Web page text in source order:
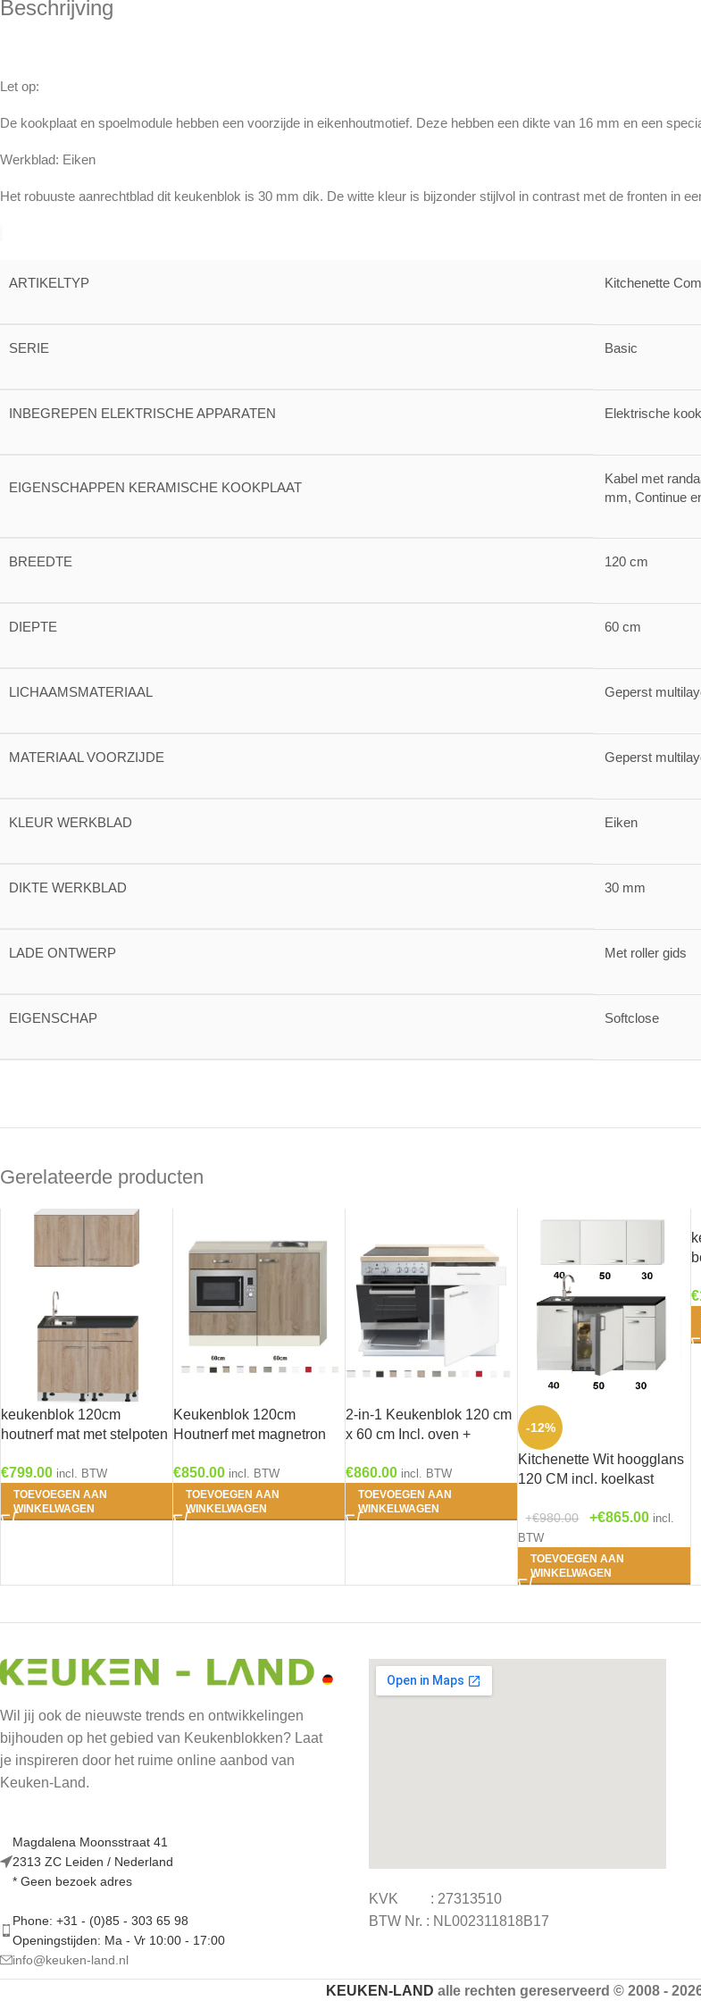
Beschrijving
Let op:
De kookplaat en spoelmodule hebben een voorzijde in eikenhoutmotief. Deze hebben een dikte van 16 mm en een
Werkblad: Eiken
Het robuuste aanrechtblad dit keukenblok is 30 mm dik. De witte kleur is bijzonder stijlvol in contrast met de fronten in
ARTIKELTYP Kitchenette
SERIE Basic
INBEGREPEN ELEKTRISCHE APPARATEN Elektrische
EIGENSCHAPPEN KERAMISCHE KOOKPLAAT
Kabel met
mm, Continue
BREEDTE 120 cm
DIEPTE 60 cm
LICHAAMSMATERIAAL Geperst
MATERIAAL VOORZIJDE Geperst
KLEUR WERKBLAD Eiken
DIKTE WERKBLAD 30 mm
LADE ONTWERP Met roller gids
EIGENSCHAP Softclose
Gerelateerde producten
keukenblok 120cm
houtnerf mat met stelpoten
€799.00 incl. BTW
TOEVOEGEN AAN
WINKELWAGEN
Keukenblok 120cm
Houtnerf met magnetron
€850.00 incl. BTW
TOEVOEGEN AAN
WINKELWAGEN
2-in-1 Keukenblok 120 cm
x 60 cm Incl. oven +
zonder spoelbak RAI-1599
€860.00 incl. BTW
TOEVOEGEN AAN
WINKELWAGEN
-12%
Kitchenette Wit hoogglans
120 CM incl. koelkast
€980.00 €865.00 incl.
BTW
TOEVOEGEN AAN
WINKELWAGEN
€
Wil jij ook de nieuwste trends en ontwikkelingen
bijhouden op het gebied van Keukenblokken? Laat
je inspireren door het ruime online aanbod van
Keuken-Land.
Magdalena Moonsstraat 41
2313 ZC Leiden / Nederland
* Geen bezoek adres
Phone: +31 - (0)85 - 303 65 98
Openingstijden: Ma - Vr 10:00 - 17:00
info@keuken-land.nl
KVK : 27313510
BTW Nr. : NL002311818B17
KEUKEN-LAND alle rechten gereserveerd © 2008 -